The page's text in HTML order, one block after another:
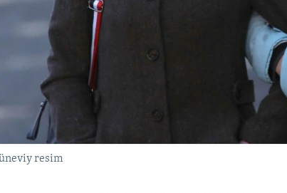
resim